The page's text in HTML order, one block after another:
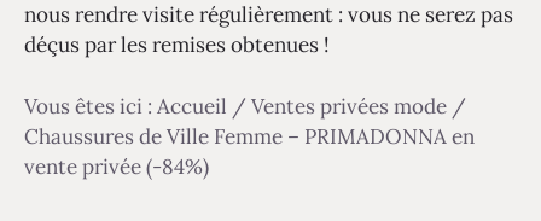
nous rendre visite régulièrement : vous ne serez pas
déçus par les remises obtenues !
Vous êtes ici : Accueil / Ventes privées mode /
Chaussures de Ville Femme – PRIMADONNA en
vente privée (-84%)